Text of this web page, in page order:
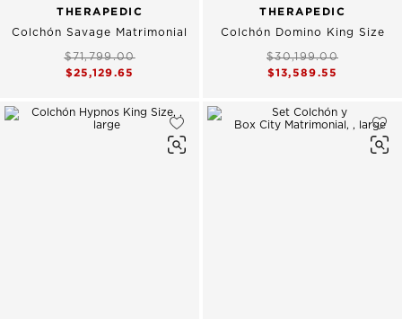
THERAPEDIC
Colchón Savage Matrimonial
$71,799.00
$25,129.65
THERAPEDIC
Colchón Domino King Size
$30,199.00
$13,589.55